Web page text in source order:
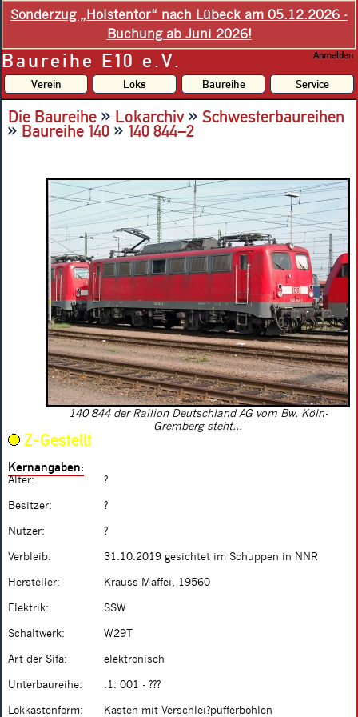
Sonderzug „Holstentor“ nach Lübeck am 05.12.2026 -
Buchung ab Juni 2026!
Baureihe E10 e.V. Anmelden
Verein Loks Baureihe Service
Die Baureihe » Lokarchiv» Schwesterbaureihen
»Baureihe 140 »140 844–2
140 844 der Railion Deutschland AG vom Bw. Köln-
Gremberg steht...
Z-Gestellt
Kernangaben:
Alter: ?
Besitzer: ?
Nutzer: ?
Verbleib: 31.10.2019 gesichtet im Schuppen in NNR
Hersteller: Krauss-Maffei, 19560
Elektrik: SSW
Schaltwerk: W29T
Art der Sifa: elektronisch
Unterbaureihe: .1: 001 - ???
Lokkastenform: Kasten mit Verschlei?pufferbohlen